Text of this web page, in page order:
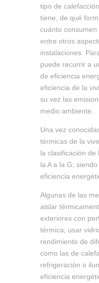
tipo de
tiene, de qué
cuánto consumen
entre otros
instalaciones.
puede recurrir a
de eficiencia
eficiencia de la
su vez las
medio ambiente.
Una vez
térmicas de la
la clasificación
la A a la G;
eficiencia
Algunas de las
aislar
exteriores con
térmica, usar
rendimiento de
como las de
refrigeración o
eficiencia